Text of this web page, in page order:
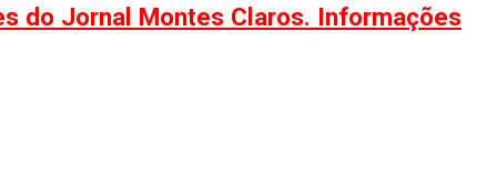
do Jornal Montes Claros. Informações